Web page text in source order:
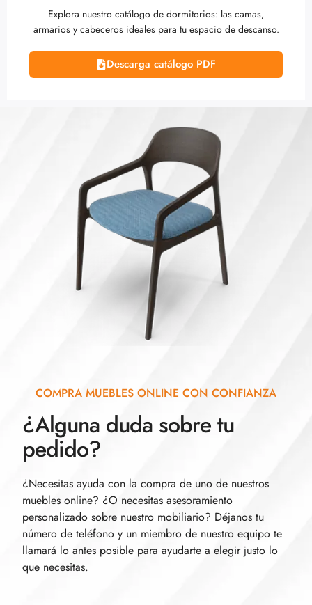
Explora nuestro catálogo de dormitorios: las camas,
armarios y cabeceros ideales para tu espacio de descanso.
Descarga catálogo PDF
COMPRA MUEBLES ONLINE CON CONFIANZA
¿Alguna duda sobre tu
pedido?
¿Necesitas ayuda con la compra de uno de nuestros
muebles online? ¿O necesitas asesoramiento
personalizado sobre nuestro mobiliario? Déjanos tu
número de teléfono y un miembro de nuestro equipo te
llamará lo antes posible para ayudarte a elegir justo lo
que necesitas.